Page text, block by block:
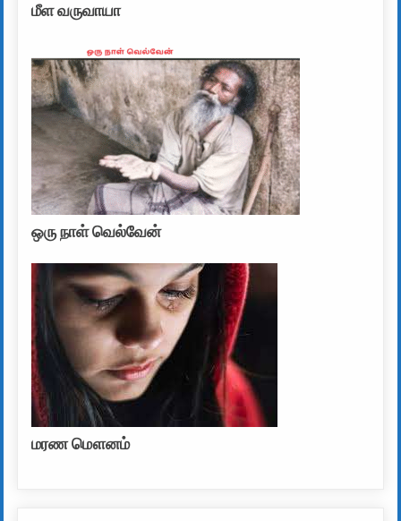
மீள வருவாயா
ஒரு நாள் வெல்வேன்
மரண மௌனம்